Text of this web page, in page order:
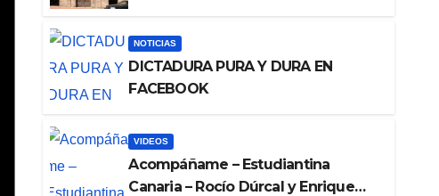
NOTICIAS
DICTADURA PURA Y DURA EN
FACEBOOK
VIDEOS
Acompáñame – Estudiantina
Canaria – Rocío Dúrcal y Enrique